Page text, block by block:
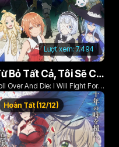
Lượt xem:7.494
Từ Bỏ Tất Cả, Tôi Sẽ Chiến Đấu Cho Một Cuộc Sống Bình Thường Với Tình Yêu Của Đời Mình Và Chiếc Thanh Kiếm Bị Nguyền Rủa!
Over And Die: I Will Fight For
Ordinary Life With My Love And
Sword!
Hoàn Tất (12/12)